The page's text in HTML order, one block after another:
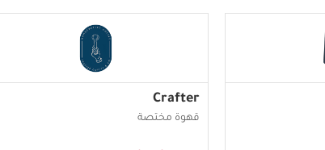
Crafter
قهوة مختصة